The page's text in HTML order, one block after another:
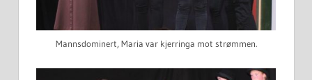
Mannsdominert, Maria var kjerringa mot strømmen.